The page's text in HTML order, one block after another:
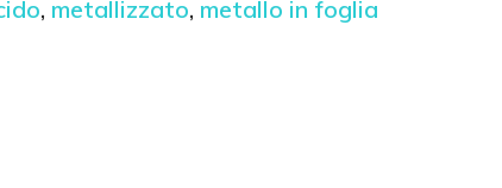
, metallizzato, metallo in foglia